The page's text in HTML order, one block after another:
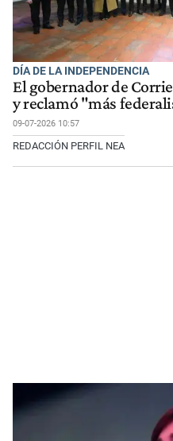
DÍA DE LA INDEPENDENCIA
El gobernador de
y reclamó "más
09-07-2026 10:57
REDACCIÓN PERFIL NEA